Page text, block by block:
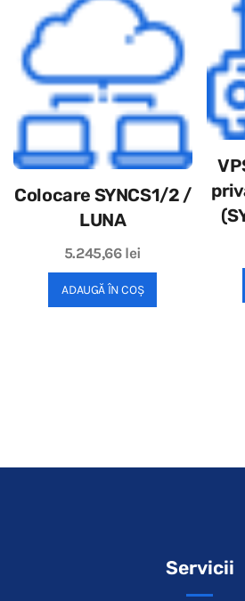
Colocare SYNCS1/2 /
LUNA
5.245,66 lei
ADAUGĂ ÎN COȘ
Servicii